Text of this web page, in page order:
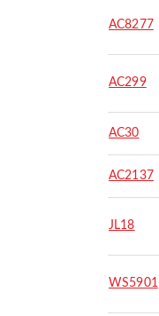
AC8277
AC299
AC30
AC2137
JL18
WS5901